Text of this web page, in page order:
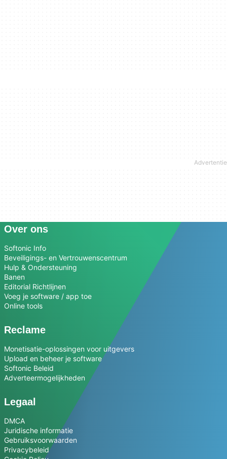
Over ons
Softonic Info
Beveiligings- en Vertrouwenscentrum
Hulp & Ondersteuning
Banen
Editorial Richtlijnen
Voeg je software / app toe
Online tools
Reclame
Monetisatie-oplossingen voor uitgevers
Upload en beheer je software
Softonic Beleid
Adverteermogelijkheden
Legaal
DMCA
Juridische informatie
Gebruiksvoorwaarden
Privacybeleid